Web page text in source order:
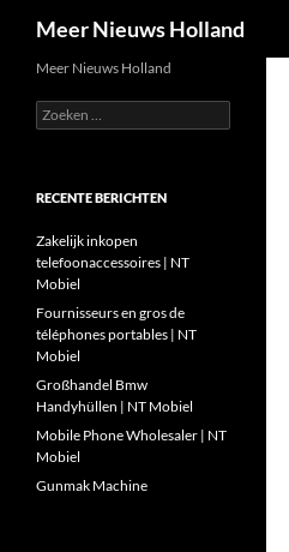
Meer Nieuws Holland
Meer Nieuws Holland
Zoeken
naar:
RECENTE BERICHTEN
Zakelijk inkopen
telefoonaccessoires | NT
Mobiel
Fournisseurs en gros de
téléphones portables | NT
Mobiel
Großhandel Bmw
Handyhüllen | NT Mobiel
Mobile Phone Wholesaler | NT
Mobiel
Gunmak Machine